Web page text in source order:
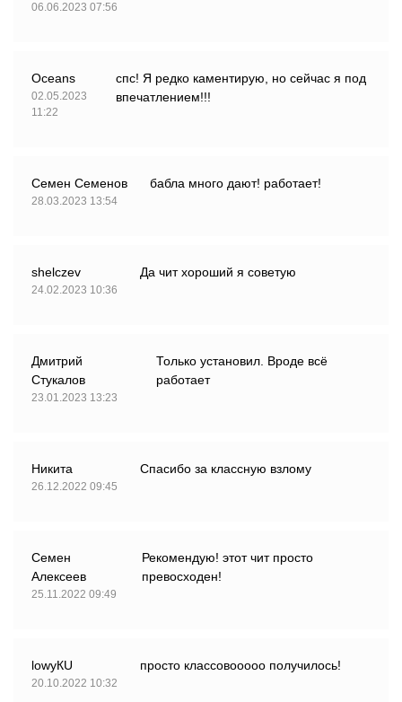
06.06.2023 07:56
Oceans
02.05.2023
11:22
спс! Я редко каментирую, но сейчас я под
впечатлением!!!
Семен Семенов
28.03.2023 13:54
бабла много дают! работает!
shelczev
24.02.2023 10:36
Да чит хороший я советую
Дмитрий
Стукалов
23.01.2023 13:23
Только установил. Вроде всё
работает
Никита
26.12.2022 09:45
Спасибо за классную взлому
Семен
Алексеев
25.11.2022 09:49
Рекомендую! этот чит просто
превосходен!
lowyКU
20.10.2022 10:32
просто классовооооо получилось!